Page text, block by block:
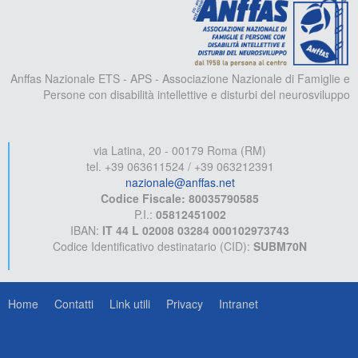
Anffas Nazionale ETS - APS - Associazione Nazionale di Famiglie e
Persone con disabilità intellettive e disturbi del neurosviluppo
via Latina, 20 - 00179 Roma (RM)
tel. +39 063611524 / +39 063212391
nazionale@anffas.net
Codice Fiscale: 80035790585
P.I.: 05812451002
IBAN: IT 44 L 02008 03284 000102973743
Codice Identificativo destinatario (CID): SUBM70N
Home Contatti Link utili Privacy Intranet